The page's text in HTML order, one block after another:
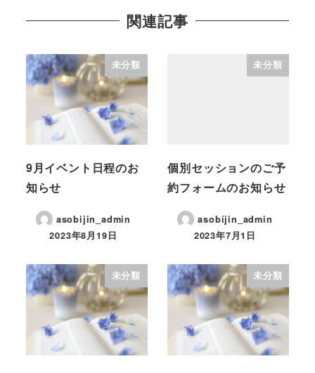
関連記事
未分類
9月イベント日程のお
知らせ
asobijin_admin
2023年8月19日
未分類
個別セッションのご予
約フォームのお知らせ
asobijin_admin
2023年7月1日
未分類 未分類